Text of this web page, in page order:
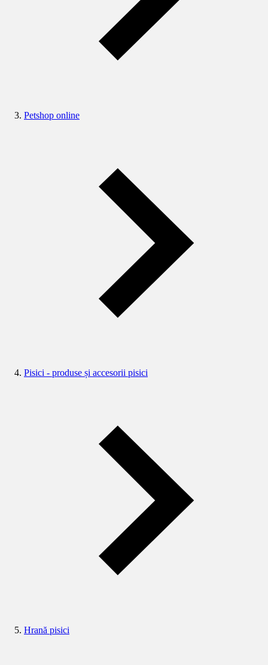
Petshop online
Pisici - produse și accesorii pisici
Hrană pisici